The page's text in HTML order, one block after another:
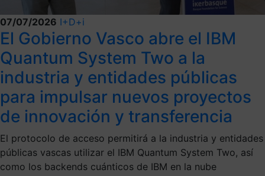
07/07/2026 I+D+i
El Gobierno Vasco abre el IBM
Quantum System Two a la
industria y entidades públicas
para impulsar nuevos proyectos
de innovación y transferencia
El protocolo de acceso permitirá a la industria y entidades
públicas vascas utilizar el IBM Quantum System Two, así
como los backends cuánticos de IBM en la nube